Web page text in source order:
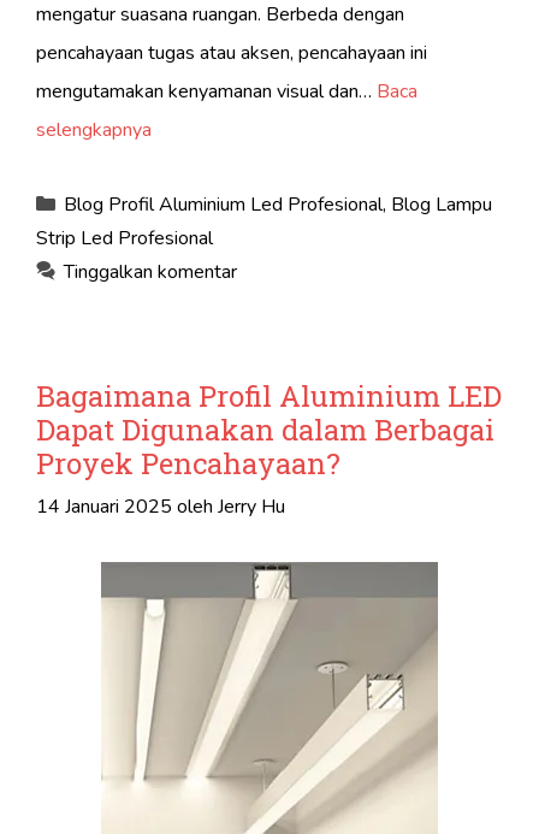
mengatur suasana ruangan. Berbeda dengan
pencahayaan tugas atau aksen, pencahayaan ini
mengutamakan kenyamanan visual dan… Baca
selengkapnya
Kategori
Blog Profil Aluminium Led Profesional, Blog Lampu
Strip Led Profesional
Tinggalkan komentar
Bagaimana Profil Aluminium LED
Dapat Digunakan dalam Berbagai
Proyek Pencahayaan?
14 Januari 2025 oleh Jerry Hu